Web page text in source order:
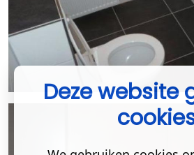
Deze website